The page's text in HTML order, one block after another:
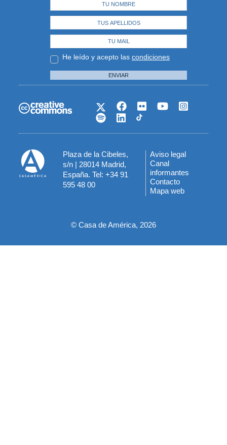
He leído y acepto las condiciones
ENVIAR
Plaza de la Cibeles,
s/n | 28014 Madrid,
España. Tel: +34 91
595 48 00
Menú
del
pie
Aviso legal
Canal
informantes
Contacto
Mapa web
© Casa de América, 2026